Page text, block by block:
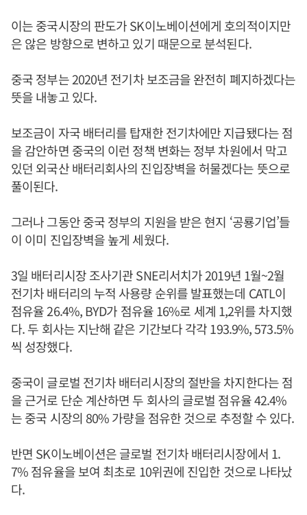
이는 중국시장의 판도가 SK이노베이션에게 호의적이지만
은 않은 방향으로 변하고 있기 때문으로 분석된다.
중국 정부는 2020년 전기차 보조금을 완전히 폐지하겠다는
뜻을 내놓고 있다.
보조금이 자국 배터리를 탑재한 전기차에만 지급됐다는 점
을 감안하면 중국의 이런 정책 변화는 정부 차원에서 막고
있던 외국산 배터리회사의 진입장벽을 허물겠다는 뜻으로
풀이된다.
그러나 그동안 중국 정부의 지원을 받은 현지 ‘공룡기업’들
이 이미 진입장벽을 높게 세웠다.
3일 배터리시장 조사기관 SNE리서치가 2019년 1월~2월
전기차 배터리의 누적 사용량 순위를 발표했는데 CATL이
점유율 26.4%, BYD가 점유율 16%로 세계 1,2위를 차지했
다. 두 회사는 지난해 같은 기간보다 각각 193.9%, 573.5%
씩 성장했다.
중국이 글로벌 전기차 배터리시장의 절반을 차지한다는 점
을 근거로 단순 계산하면 두 회사의 글로벌 점유율 42.4%
는 중국 시장의 80% 가량을 점유한 것으로 추정할 수 있다.
반면 SK이노베이션은 글로벌 전기차 배터리시장에서 1.
7% 점유율을 보여 최초로 10위권에 진입한 것으로 나타났
다.